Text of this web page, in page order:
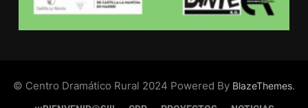
© Centro Dramático Rural 2024 Powered By BlazeThemes.